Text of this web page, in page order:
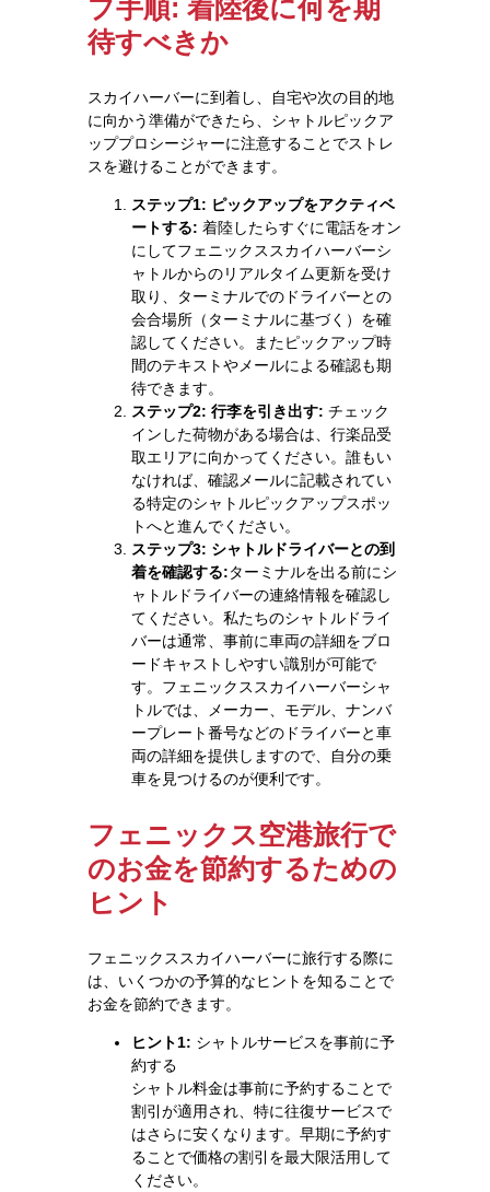
プ手順: 着陸後に何を期
待すべきか
スカイハーバーに到着し、自宅や次の目的地
に向かう準備ができたら、シャトルピックア
ッププロシージャーに注意することでストレ
スを避けることができます。
ステップ1: ピックアップをアクティベ
ートする: 着陸したらすぐに電話をオン
にしてフェニックススカイハーバーシ
ャトルからのリアルタイム更新を受け
取り、ターミナルでのドライバーとの
会合場所（ターミナルに基づく）を確
認してください。またピックアップ時
間のテキストやメールによる確認も期
待できます。
ステップ2: 行李を引き出す: チェック
インした荷物がある場合は、行楽品受
取エリアに向かってください。誰もい
なければ、確認メールに記載されてい
る特定のシャトルピックアップスポッ
トへと進んでください。
ステップ3: シャトルドライバーとの到
着を確認する:ターミナルを出る前にシ
ャトルドライバーの連絡情報を確認し
てください。私たちのシャトルドライ
バーは通常、事前に車両の詳細をブロ
ードキャストしやすい識別が可能で
す。フェニックススカイハーバーシャ
トルでは、メーカー、モデル、ナンバ
ープレート番号などのドライバーと車
両の詳細を提供しますので、自分の乗
車を見つけるのが便利です。
フェニックス空港旅行で
のお金を節約するための
ヒント
フェニックススカイハーバーに旅行する際に
は、いくつかの予算的なヒントを知ることで
お金を節約できます。
ヒント1: シャトルサービスを事前に予
約する
シャトル料金は事前に予約することで
割引が適用され、特に往復サービスで
はさらに安くなります。早期に予約す
ることで価格の割引を最大限活用して
ください。